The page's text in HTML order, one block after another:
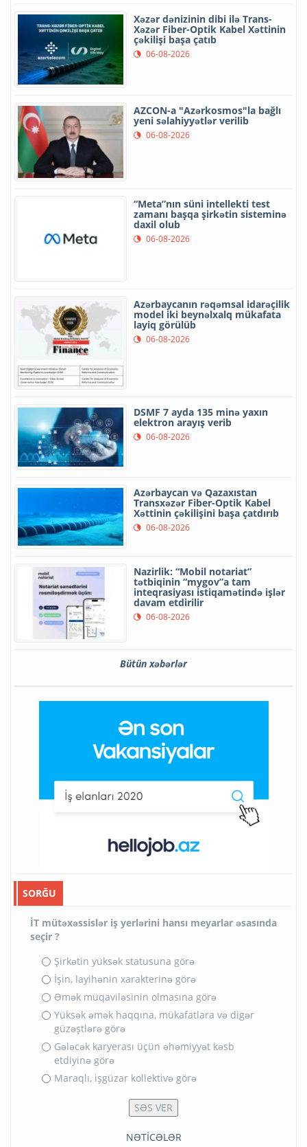
Xəzər dənizinin dibi ilə Trans-
Xəzər Fiber-Optik Kabel Xəttinin
çəkilişi başa çatıb
06-08-2026
AZCON-a "Azərkosmos"la bağlı
yeni səlahiyyətlər verilib
06-08-2026
“Meta”nın süni intellekti test
zamanı başqa şirkətin sisteminə
daxil olub
06-08-2026
Azərbaycanın rəqəmsal idarəçilik
model iki beynəlxalq mükafata
layiq görülüb
06-08-2026
DSMF 7 ayda 135 minə yaxın
elektron arayış verib
06-08-2026
Azərbaycan və Qazaxıstan
Transxəzər Fiber-Optik Kabel
Xəttinin çəkilişini başa çatdırıb
06-08-2026
Nazirlik: “Mobil notariat”
tətbiqinin “mygov”a tam
inteqrasiyası istiqamətində işlər
davam etdirilir
06-08-2026
Bütün xəbərlər
SORĞU
İT mütəxəssislər iş yerlərini hansı meyarlar əsasında
seçir ?
Şirkətin yüksək statusuna görə
İşin, layihənin xarakterinə görə
Əmək müqaviləsinin olmasına görə
Yüksək əmək haqqına, mükafatlara və digər
güzəştlərə görə
Gələcək karyerası üçün əhəmiyyət kəsb
etdiyinə görə
Maraqlı, işgüzar kollektivə görə
NƏTİCƏLƏR